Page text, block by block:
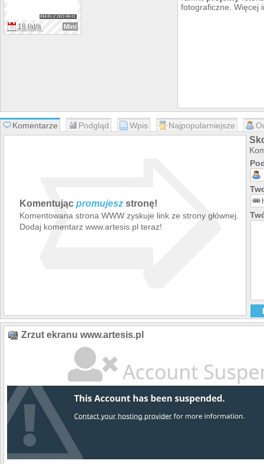
18 lat/a Mini
fotograficzne. Więcej
Komentarze Podgląd Wpis Najpopularniejsze
Komentując promujesz stronę!
Komentowana strona WWW zyskuje link ze strony głównej.
Dodaj komentarz www.artesis.pl teraz!
➯
Zrzut ekranu www.artesis.pl